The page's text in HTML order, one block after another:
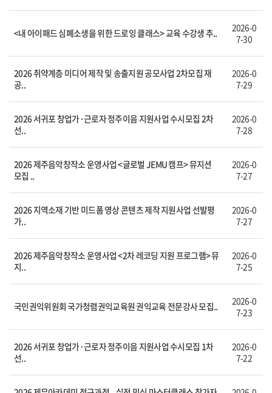
<내 아이패드 심폐소생을 위한 드로잉 클래스> 교육 수강생 추..
2026-0
7-30
2026 취약계층 미디어 제작 및 송출지원 공모사업 2차모집 재
공..
2026-0
7-29
2026 서귀포 창업가·근로자 정주이음 지원사업 수시모집 2차
선..
2026-0
7-28
2026 제주음악창작소 운영사업 <글로벌 JEMU 캠프> 뮤지션
모집 ..
2026-0
7-27
2026 지역소재 기반 미드폼 영상 콘텐츠 제작 지원사업 선발평
가..
2026-0
7-27
2026 제주음악창작소 운영사업 <2차 레코딩 지원 프로그램> 뮤
지..
2026-0
7-25
국민권익위원회 국가청렴권익교육원 권익교육 전문강사 모집..
2026-0
7-23
2026 서귀포 창업가·근로자 정주이음 지원사업 수시모집 1차
선..
2026-0
7-22